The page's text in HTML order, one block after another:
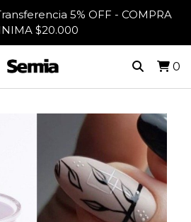
5% OFF - COMPRA
$20.000
0